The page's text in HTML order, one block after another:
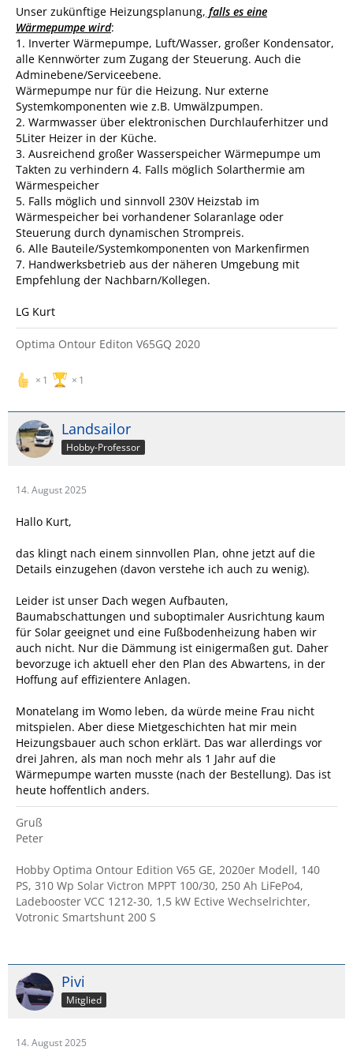
Unser zukünftige Heizungsplanung, falls es eine
Wärmepumpe wird:
1. Inverter Wärmepumpe, Luft/Wasser, großer Kondensator,
alle Kennwörter zum Zugang der Steuerung. Auch die
Adminebene/Serviceebene.
Wärmepumpe nur für die Heizung. Nur externe
Systemkomponenten wie z.B. Umwälzpumpen.
2. Warmwasser über elektronischen Durchlauferhitzer und
5Liter Heizer in der Küche.
3. Ausreichend großer Wasserspeicher Wärmepumpe um
Takten zu verhindern 4. Falls möglich Solarthermie am
Wärmespeicher
5. Falls möglich und sinnvoll 230V Heizstab im
Wärmespeicher bei vorhandener Solaranlage oder
Steuerung durch dynamischen Strompreis.
6. Alle Bauteile/Systemkomponenten von Markenfirmen
7. Handwerksbetrieb aus der näheren Umgebung mit
Empfehlung der Nachbarn/Kollegen.
LG Kurt
Optima Ontour Editon V65GQ 2020
1 1
Landsailor
Hobby-Professor
14. August 2025
Hallo Kurt,
das klingt nach einem sinnvollen Plan, ohne jetzt auf die
Details einzugehen (davon verstehe ich auch zu wenig).
Leider ist unser Dach wegen Aufbauten,
Baumabschattungen und suboptimaler Ausrichtung kaum
für Solar geeignet und eine Fußbodenheizung haben wir
auch nicht. Nur die Dämmung ist einigermaßen gut. Daher
bevorzuge ich aktuell eher den Plan des Abwartens, in der
Hoffung auf effizientere Anlagen.
Monatelang im Womo leben, da würde meine Frau nicht
mitspielen. Aber diese Mietgeschichten hat mir mein
Heizungsbauer auch schon erklärt. Das war allerdings vor
drei Jahren, als man noch mehr als 1 Jahr auf die
Wärmepumpe warten musste (nach der Bestellung). Das ist
heute hoffentlich anders.
Gruß
Peter
Hobby Optima Ontour Edition V65 GE, 2020er Modell, 140
PS, 310 Wp Solar Victron MPPT 100/30, 250 Ah LiFePo4,
Ladebooster VCC 1212-30, 1,5 kW Ective Wechselrichter,
Votronic Smartshunt 200 S
Pivi
Mitglied
14. August 2025